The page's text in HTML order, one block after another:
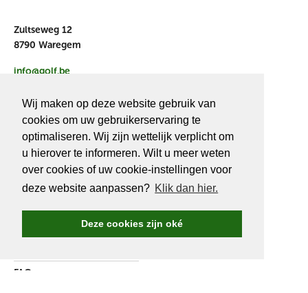
Wij maken op deze website gebruik van
cookies om uw gebruikerservaring te
optimaliseren. Wij zijn wettelijk verplicht om
u hierover te informeren. Wilt u meer weten
over cookies of uw cookie-instellingen voor
deze website aanpassen? Klik dan hier.
Deze cookies zijn oké
Zultseweg 12
8790 Waregem
info@golf.be
BE 0466527339
OVERGOLF.BE
Golf.be voordelen
FAQ